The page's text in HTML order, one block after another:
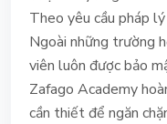
Theo yêu cầu pháp
Ngoài những trường
viên luôn được bảo
Zafago Academy
cần thiết để ngăn